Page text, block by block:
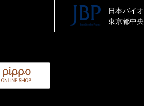
日本バイ
東京都中